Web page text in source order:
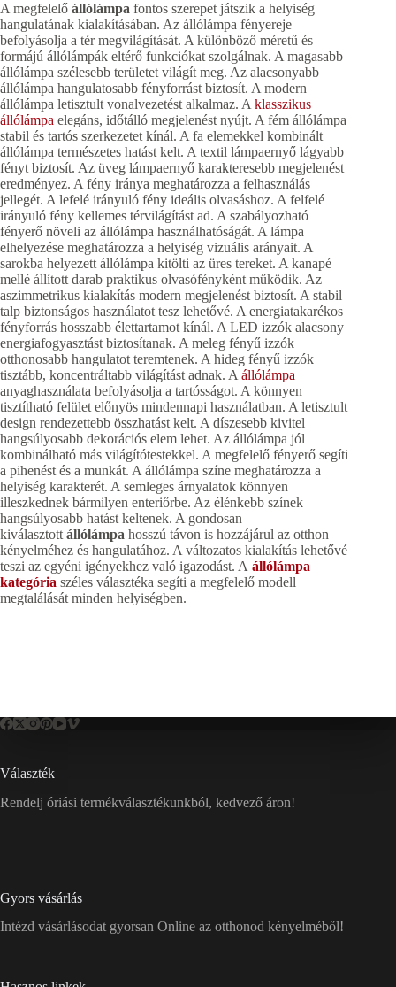
A megfelelő állólámpa fontos szerepet játszik a helyiség
hangulatának kialakításában. Az állólámpa fényereje
befolyásolja a tér megvilágítását. A különböző méretű és
formájú állólámpák eltérő funkciókat szolgálnak. A magasabb
állólámpa szélesebb területet világít meg. Az alacsonyabb
állólámpa hangulatosabb fényforrást biztosít. A modern
állólámpa letisztult vonalvezetést alkalmaz. Aklasszikus
állólámpa elegáns, időtálló megjelenést nyújt. A fém állólámpa
stabil és tartós szerkezetet kínál. A fa elemekkel kombinált
állólámpa természetes hatást kelt. A textil lámpaernyő lágyabb
fényt biztosít. Az üveg lámpaernyő karakteresebb megjelenést
eredményez. A fény iránya meghatározza a felhasználás
jellegét. A lefelé irányuló fény ideális olvasáshoz. A felfelé
irányuló fény kellemes térvilágítást ad. A szabályozható
fényerő növeli az állólámpa használhatóságát. A lámpa
elhelyezése meghatározza a helyiség vizuális arányait. A
sarokba helyezett állólámpa kitölti az üres tereket. A kanapé
mellé állított darab praktikus olvasófényként működik. Az
aszimmetrikus kialakítás modern megjelenést biztosít. A stabil
talp biztonságos használatot tesz lehetővé. A energiatakarékos
fényforrás hosszabb élettartamot kínál. A LED izzók alacsony
energiafogyasztást biztosítanak. A meleg fényű izzók
otthonosabb hangulatot teremtenek. A hideg fényű izzók
tisztább, koncentráltabb világítást adnak. Aállólámpa
anyaghasználata befolyásolja a tartósságot. A könnyen
tisztítható felület előnyös mindennapi használatban. A letisztult
design rendezettebb összhatást kelt. A díszesebb kivitel
hangsúlyosabb dekorációs elem lehet. Az állólámpa jól
kombinálható más világítótestekkel. A megfelelő fényerő segíti
a pihenést és a munkát. A állólámpa színe meghatározza a
helyiség karakterét. A semleges árnyalatok könnyen
illeszkednek bármilyen enteriőrbe. Az élénkebb színek
hangsúlyosabb hatást keltenek. A gondosan
kiválasztottállólámpa hosszú távon is hozzájárul az otthon
kényelméhez és hangulatához. A változatos kialakítás lehetővé
teszi az egyéni igényekhez való igazodást. A állólámpa
kategória széles választéka segíti a megfelelő modell
megtalálását minden helyiségben.
Választék
Rendelj óriási termékválasztékunkból, kedvező áron!
Gyors vásárlás
Intézd vásárlásodat gyorsan Online az otthonod kényelméből!